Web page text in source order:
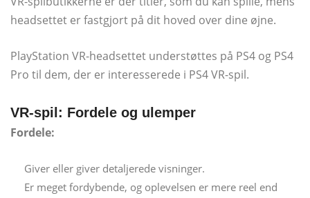
headsettet er fastgjort på dit hoved over dine øjne.
PlayStation VR-headsettet understøttes på PS4 og PS4
Pro til dem, der er interesserede i PS4 VR-spil.
VR-spil: Fordele og ulemper
Fordele:
Giver eller giver detaljerede visninger.
Er meget fordybende, og oplevelsen er mere reel end